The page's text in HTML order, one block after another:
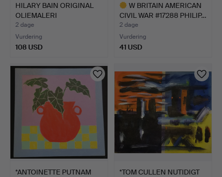
HILARY BAIN ORIGINAL
OLIEMALERI
MONTPELIER…
2 dage
Vurdering
108 USD
W BRITAIN AMERICAN
CIVIL WAR #17288 PHILIP…
2 dage
Vurdering
41 USD
genstand
*ANTOINETTE PUTNAM
*TOM CULLEN NUTIDIGT